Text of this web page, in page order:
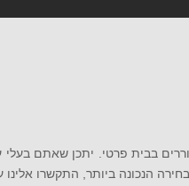
בבית פרטי. יתכן שאתם
אלינו עכשיו 072-256-9079 או השאירו